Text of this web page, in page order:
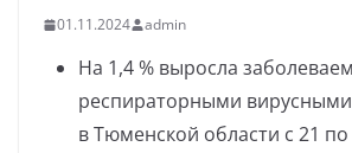
01.11.2024 admin
На 1,4 % выросла
респираторными
в Тюменской области с 21 по